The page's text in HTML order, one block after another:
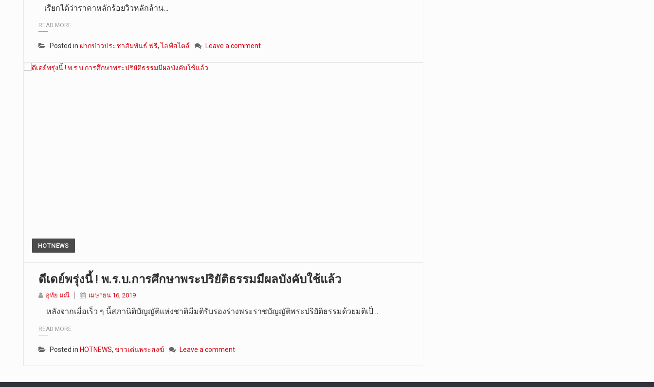
เรียกได้ว่าราคาหลักร้อยวิวหลักล้าน…
READ MORE
Posted in ฝากข่าวประชาสัมพันธ์ ฟรี,ไลฟ์สไตล์ Leave a comment
HOTNEWS
ดีเดย์พรุ่งนี้ ! พ.ร.บ.การศึกษาพระปริยัติธรรมมีผลบังคับใช้แล้ว
อุทัย มณี เมษายน 16, 2019
หลังจากเมื่อเร็ว ๆ นี้สภานิติบัญญัติแห่งชาติมีมติรับรองร่างพระราชบัญญัติพระปริยัติธรรมด้วยมติเป็…
READ MORE
Posted in HOTNEWS, ข่าวเด่นพระสงฆ์ Leave a comment